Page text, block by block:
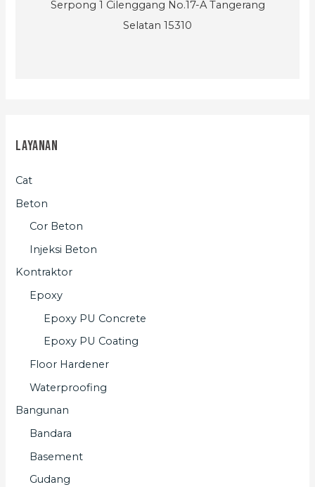
Serpong 1 Cilenggang No.17-A Tangerang
Selatan 15310
Layanan
Cat
Beton
Cor Beton
Injeksi Beton
Kontraktor
Epoxy
Epoxy PU Concrete
Epoxy PU Coating
Floor Hardener
Waterproofing
Bangunan
Bandara
Basement
Gudang